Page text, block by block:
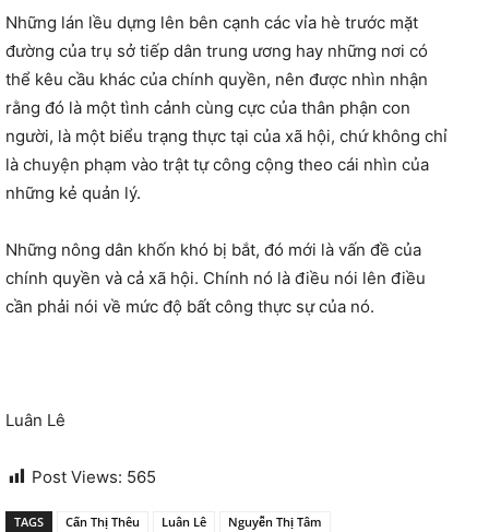
Những lán lều dựng lên bên cạnh các vỉa hè trước mặt
đường của trụ sở tiếp dân trung ương hay những nơi có
thể kêu cầu khác của chính quyền, nên được nhìn nhận
rằng đó là một tình cảnh cùng cực của thân phận con
người, là một biểu trạng thực tại của xã hội, chứ không chỉ
là chuyện phạm vào trật tự công cộng theo cái nhìn của
những kẻ quản lý.
Những nông dân khốn khó bị bắt, đó mới là vấn đề của
chính quyền và cả xã hội. Chính nó là điều nói lên điều
cần phải nói về mức độ bất công thực sự của nó.
Luân Lê
Post Views: 565
TAGS Cấn Thị Thêu Luân Lê
Nguyễn Thị Tâm